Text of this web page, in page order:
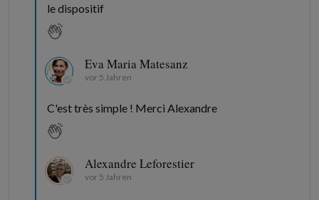
le dispositif
Eva Maria Matesanz
vor 5 Jahren
C'est très simple ! Merci Alexandre
Alexandre Leforestier
vor 5 Jahren